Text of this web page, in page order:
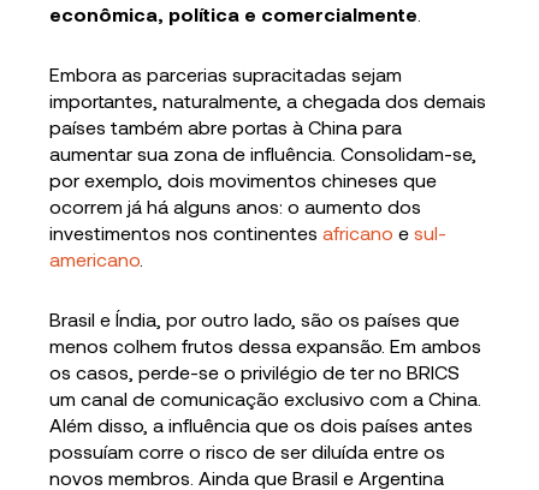
econômica, política e comercialmente
Embora as parcerias supracitadas sejam
importantes, naturalmente, a chegada dos demais
países também abre portas à China para
aumentar sua zona de influência. Consolidam-se,
por exemplo, dois movimentos chineses que
ocorrem já há alguns anos: o aumento dos
investimentos nos continentesafricano esul-
americano
Brasil e Índia, por outro lado, são os países que
menos colhem frutos dessa expansão. Em ambos
os casos, perde-se o privilégio de ter no BRICS
um canal de comunicação exclusivo com a China.
Além disso, a influência que os dois países antes
possuíam corre o risco de ser diluída entre os
novos membros. Ainda que Brasil e Argentina